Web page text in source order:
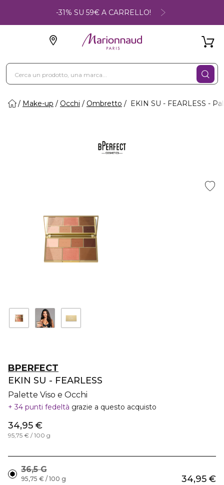
-31% SU 59€ A CARRELLO!
Make-up Occhi Ombretto EKIN SU - FEARLESS -
BPERFECT
EKIN SU - FEARLESS
Palette Viso e Occhi
34 punti fedeltà grazie a questo acquisto
34,95 €
95,75 € / 100 g
36,5 G
34,95 €
95,75 € / 100 g